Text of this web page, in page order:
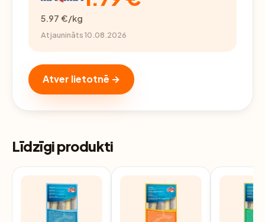
5.97 €/kg
Atjaunināts 10.08.2026
Atver lietotnē →
Līdzīgi produkti